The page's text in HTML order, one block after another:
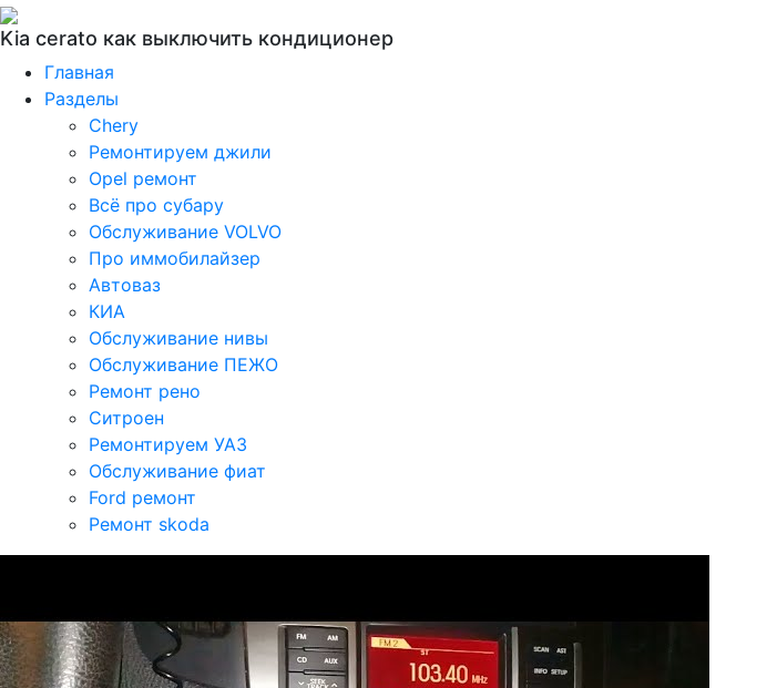
Kia cerato как выключить кондиционер
Главная
Разделы
Chery
Ремонтируем джили
Opel ремонт
Всё про субару
Обслуживание VOLVO
Про иммобилайзер
Автоваз
КИА
Обслуживание нивы
Обслуживание ПЕЖО
Ремонт рено
Ситроен
Ремонтируем УАЗ
Обслуживание фиат
Ford ремонт
Ремонт skoda